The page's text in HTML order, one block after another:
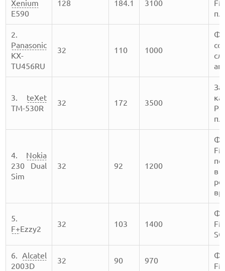
Xenium
E590
128 184.1 3100
2.
Panasonic
KX-
TU456RU
32 110 1000
3. teXet
TM-530R
32 172 3500
4. Nokia
230 Dual
Sim
32 92 1200
5.
F+Ezzy2
32 103 1400
6. Alcatel
2003D
32 90 970